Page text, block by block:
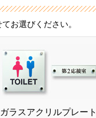
お選びください。
ガラスアクリルプレート